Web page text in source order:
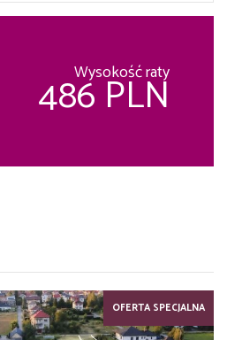
Wysokość raty
486 PLN
OFERTA SPECJALNA